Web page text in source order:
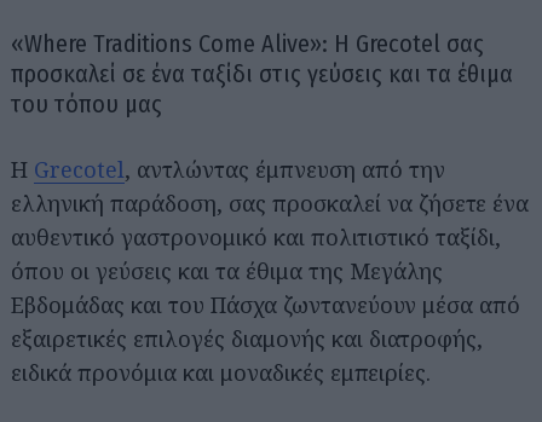
«Where Traditions Come Alive»: Η Grecotel σας
προσκαλεί σε ένα ταξίδι στις γεύσεις και τα έθιμα
του τόπου μας
Η Grecotel, αντλώντας έμπνευση από την
ελληνική παράδοση, σας προσκαλεί να ζήσετε ένα
αυθεντικό γαστρονομικό και πολιτιστικό ταξίδι,
όπου οι γεύσεις και τα έθιμα της Μεγάλης
Εβδομάδας και του Πάσχα ζωντανεύουν μέσα από
εξαιρετικές επιλογές διαμονής και διατροφής,
ειδικά προνόμια και μοναδικές εμπειρίες.
Αναζήτηση